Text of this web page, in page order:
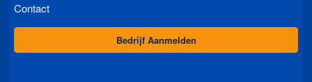
Contact
Bedrijf Aanmelden